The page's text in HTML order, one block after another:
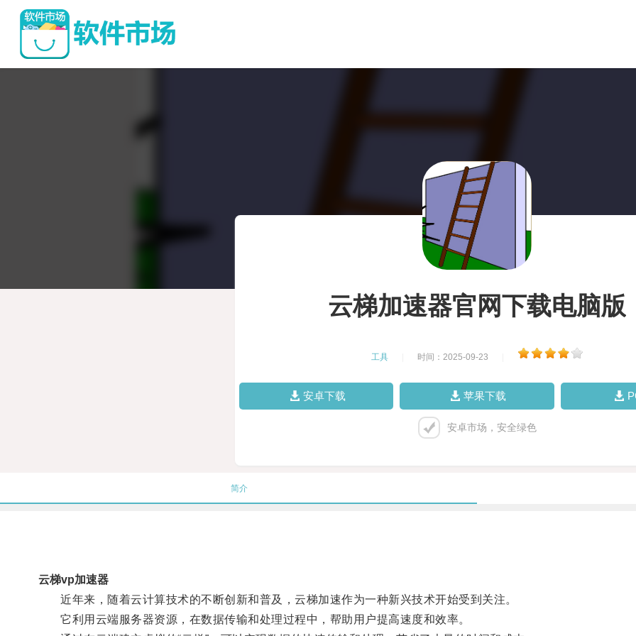
云梯加速器官网下载电脑版
工具 时间：2025-09-23
安卓下载 苹果下载
安卓市场，安全绿色
简介
云梯vp加速器
近年来，随着云计算技术的不断创新和普及，云梯加速作为一种新兴技术开始受到关注。
它利用云端服务器资源，在数据传输和处理过程中，帮助用户提高速度和效率。